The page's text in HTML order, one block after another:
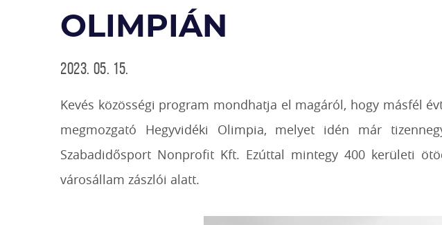
OLIMPIÁN
2023. 05. 15.
Kevés közösségi program mondhatja el magáról, hogy másfél
megmozgató Hegyvidéki Olimpia, melyet idén már
Szabadidősport Nonprofit Kft. Ezúttal mintegy 400 kerületi
városállam zászlói alatt.